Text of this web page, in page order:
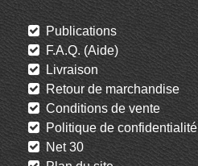
Publications
F.A.Q. (Aide)
Livraison
Retour de marchandise
Conditions de vente
Politique de confidentialité
Net 30